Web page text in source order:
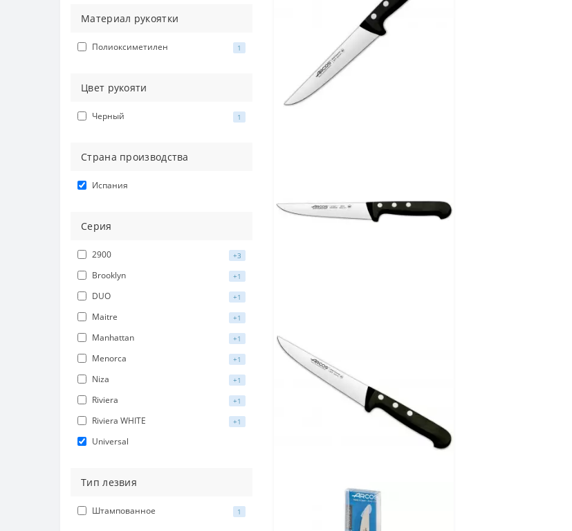
Материал рукоятки
Полиоксиметилен 1
Цвет рукояти
Черный 1
Страна производства
Испания
Серия
2900 +3
Brooklyn +1
DUO +1
Maitre +1
Manhattan +1
Menorca +1
Niza +1
Riviera +1
Riviera WHITE +1
Universal
Тип лезвия
Штампованное 1